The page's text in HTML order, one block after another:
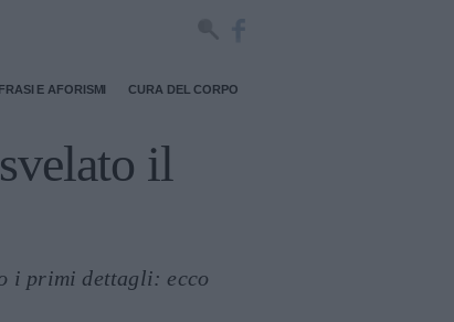
FRASI E AFORISMI CURA DEL CORPO
il
i primi dettagli: ecco